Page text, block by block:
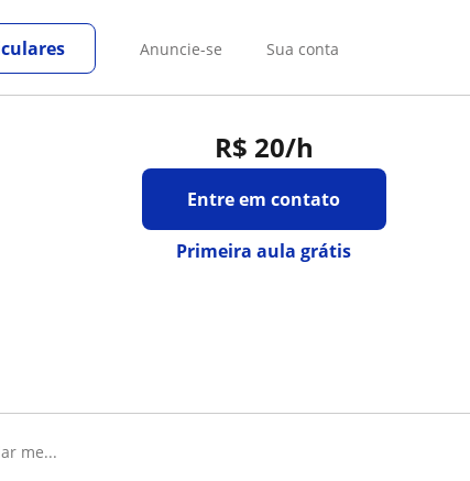
Anuncie-se Sua conta
R$ 20/h
Entre em contato
Primeira aula grátis
me...